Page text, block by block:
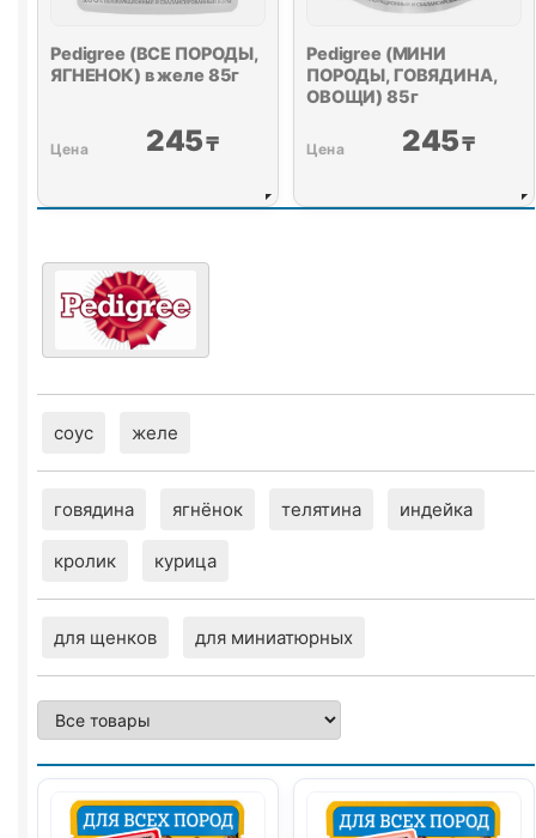
Pedigree (ВСЕ ПОРОДЫ,
ЯГНЕНОК) в желе 85г
245₸
Pedigree (МИНИ
ПОРОДЫ, ГОВЯДИНА,
ОВОЩИ) 85г
245₸
соус желе
говядина ягнёнок телятина индейка
кролик курица
для щенков для миниатюрных